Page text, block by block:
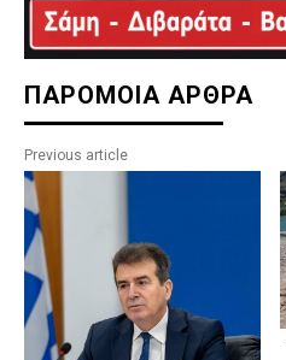
ΠΑΡΟΜΟΙΑ ΑΡΘΡΑ
Previous article